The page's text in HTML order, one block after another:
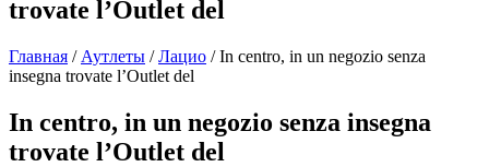
trovate l’Outlet del
Главная / Аутлеты / Лацио / In centro, in un negozio senza
insegna trovate l’Outlet del
In centro, in un negozio senza insegna
trovate l’Outlet del